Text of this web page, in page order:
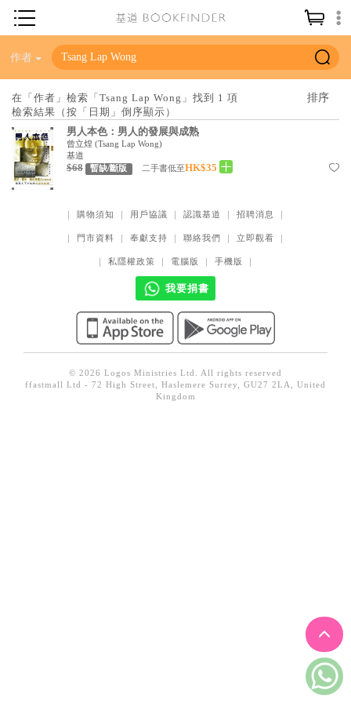
神學／教義
聖經
信仰入門
教會歷史
教會事工
社會／倫理
哲學／宗教比較
見證／傳記
作者
在「作者」檢索「Tsang Lap Wong」找到 1 項
檢索結果（按「日期」倒序顯示）
男人本色：男人的發展與成熟
曾立煌 (Tsang Lap Wong)
基道
$68 暫缺/斷版 二手書低至HK$35
｜ 購物須知 ｜ 用戶協議 ｜ 認識基道 ｜ 招聘消息 ｜
｜ 門市資料 ｜ 奉獻支持 ｜ 聯絡我們 ｜ 立即觀看 ｜
｜ 私隱權政策 ｜ 電腦版 ｜ 手機版 ｜
我要捐書
© 2026 Logos Ministries Ltd. All rights reserved
ffastmall Ltd - 72 High Street, Haslemere Surrey, GU27 2LA, United
Kingdom